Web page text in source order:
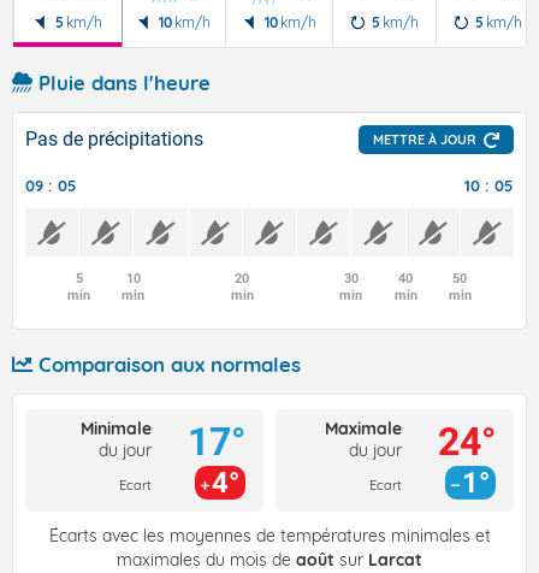
5 km/h 10 km/h 10 km/h 5 km/h 5 km/h
Pluie dans l'heure
Pas de précipitations METTRE À JOUR
09 : 05 10 : 05
5
min
10
min
20
min
30
min
40
min
50
min
Comparaison aux normales
Minimale
du jour
Ecart
17°
4°
Maximale
du jour
Ecart
24°
1°
Écarts avec les moyennes de températures minimales et
maximales du mois de août sur Larcat